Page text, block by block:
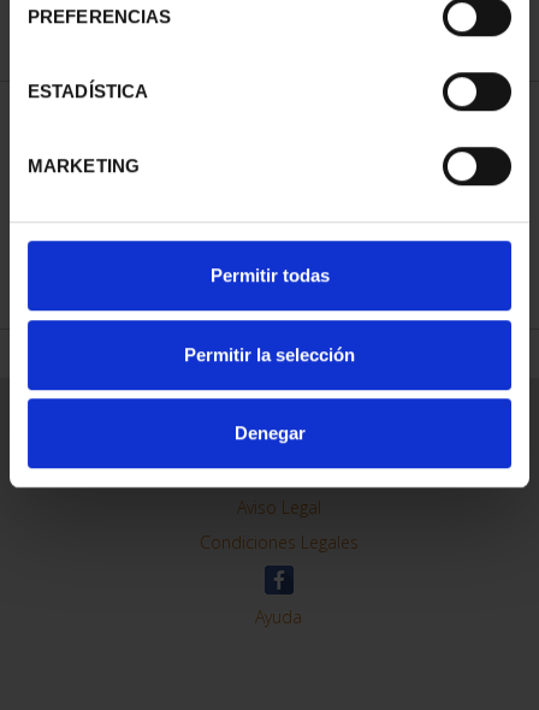
PREFERENCIAS
ESTADÍSTICA
MARKETING
Permitir todas
Permitir la selección
Denegar
REFINAR
Contacto
Preguntas Frequentes (FAQs)
Aviso Legal
Condiciones Legales
Ayuda